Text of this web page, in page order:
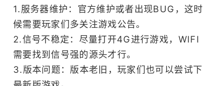
1.服务器维护：官方维护或者出现BUG，这时
候需要玩家们多关注游戏公告。
2.信号不稳定：尽量打开4G进行游戏，WIFI
需要找到信号强的源头才行。
3.版本问题：版本老旧，玩家们也可以尝试下